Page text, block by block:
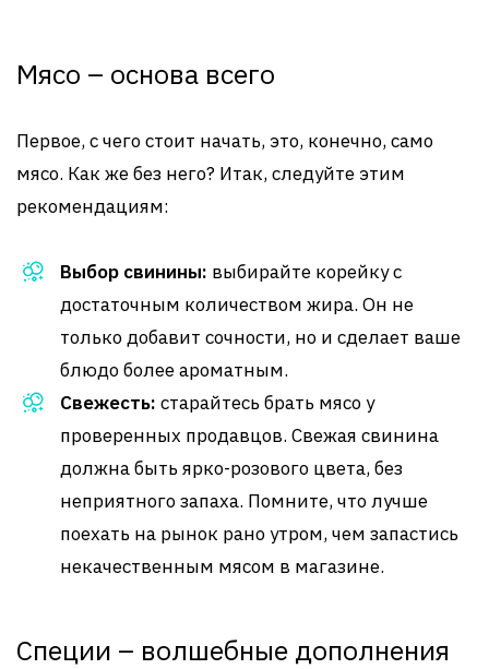
Мясо – основа всего
Первое, с чего стоит начать, это, конечно, само
мясо. Как же без него? Итак, следуйте этим
рекомендациям:
Выбор свинины: выбирайте корейку с
достаточным количеством жира. Он не
только добавит сочности, но и сделает ваше
блюдо более ароматным.
Свежесть: старайтесь брать мясо у
проверенных продавцов. Свежая свинина
должна быть ярко-розового цвета, без
неприятного запаха. Помните, что лучше
поехать на рынок рано утром, чем запастись
некачественным мясом в магазине.
Специи – волшебные дополнения